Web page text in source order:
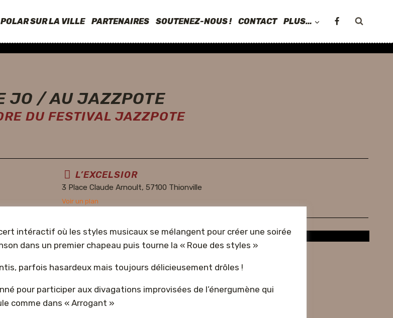
POLAR SUR LA VILLE PARTENAIRES SOUTENEZ-NOUS ! CONTACT PLUS…
JO / AU JAZZPOTE
DU FESTIVAL JAZZPOTE
L’EXCELSIOR
3 Place Claude Arnoult, 57100 Thionville
Voir un plan
intéractif où les styles musicaux se mélangent pour créer une soirée
dans un premier chapeau puis tourne la « Roue des styles »
parfois hasardeux mais toujours délicieusement drôles !
pour participer aux divagations improvisées de l’énergumène qui
comme dans « Arrogant »